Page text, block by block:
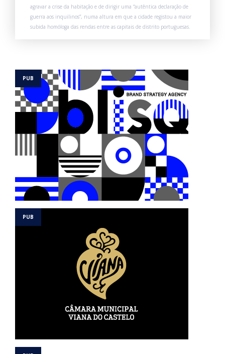
agravar a crise da habitação e de dirigir uma “autêntica declaração de
guerra aos inquilinos”, numa altura em que a cidade registou a maior
subida homóloga das rendas entre as capitais de distrito portuguesas.